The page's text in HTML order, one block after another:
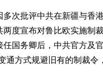
多次批评中共在新疆与香
两度宣布对鲁比欧实施制
任国务卿后，中共官方及
通方式规避旧有的制裁令